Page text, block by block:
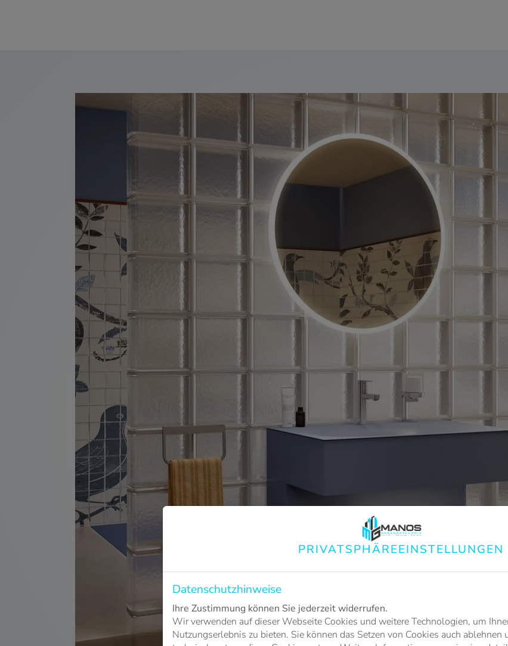
PRIVATSPHÄRE­EINSTELLUNGEN
Datenschutzhinweise
Ihre Zustimmung können Sie jederzeit widerrufen.
Wir verwenden auf dieser Webseite Cookies und weitere Technologien, um
Nutzungserlebnis zu bieten. Sie können das Setzen von Cookies auch ablehnen